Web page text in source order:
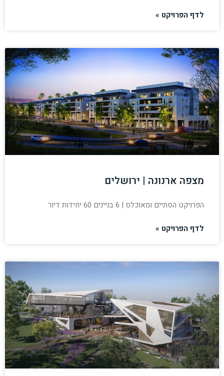
לדף הפרויקט »
מצפה ארנונה | ירושלים
הפרויקט הסתיים ומאוכלס | 6 בניינים 60 יחידות דיור
לדף הפרויקט »